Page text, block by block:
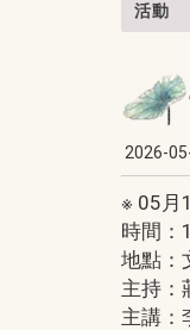
活動
2026-
※ 05月
時間：
地點：
主持：
主講：